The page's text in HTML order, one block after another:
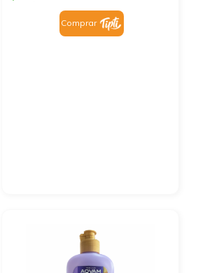
Comprar